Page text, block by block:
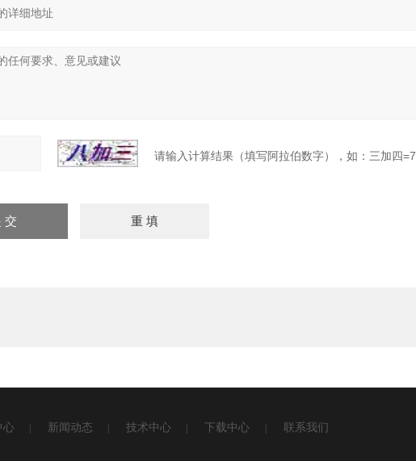
请输入计算结果（填写阿拉伯数字），如：三加四=7
心 新闻动态 技术中心 下载中心 联系我们